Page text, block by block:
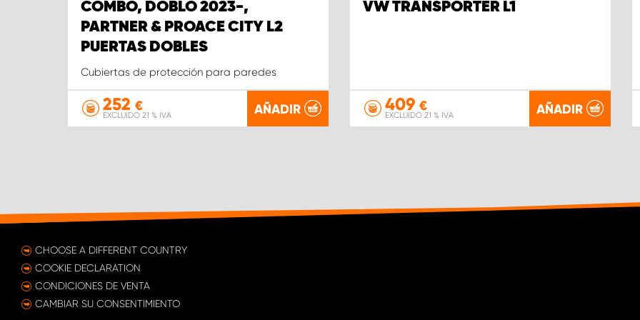
COMBO, DOBLO 2023-,
PARTNER & PROACE CITY L2
PUERTAS DOBLES
Cubiertas de protección para paredes
252 €
EXCLUIDO 21 % IVA AÑADIR
VW TRANSPORTER L1
409 €
EXCLUIDO 21 % IVA AÑADIR
CHOOSE A DIFFERENT COUNTRY
COOKIE DECLARATION
CONDICIONES DE VENTA
CAMBIAR SU CONSENTIMIENTO